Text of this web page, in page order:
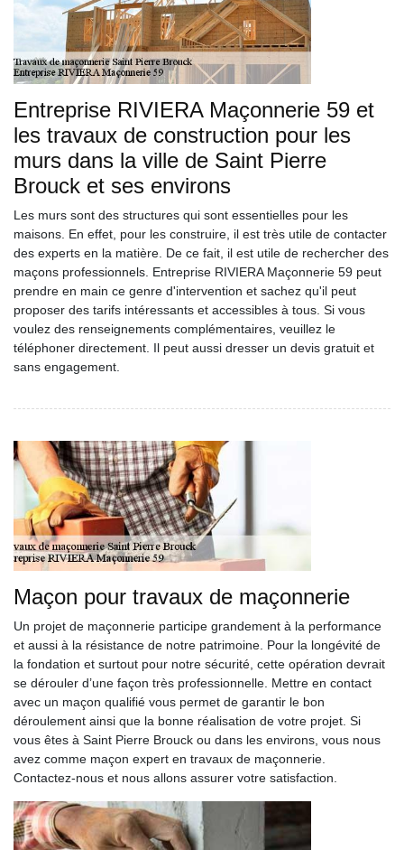
Entreprise RIVIERA Maçonnerie 59 et
les travaux de construction pour les
murs dans la ville de Saint Pierre
Brouck et ses environs
Les murs sont des structures qui sont essentielles pour les
maisons. En effet, pour les construire, il est très utile de contacter
des experts en la matière. De ce fait, il est utile de rechercher des
maçons professionnels. Entreprise RIVIERA Maçonnerie 59 peut
prendre en main ce genre d'intervention et sachez qu'il peut
proposer des tarifs intéressants et accessibles à tous. Si vous
voulez des renseignements complémentaires, veuillez le
téléphoner directement. Il peut aussi dresser un devis gratuit et
sans engagement.
Maçon pour travaux de maçonnerie
Un projet de maçonnerie participe grandement à la performance
et aussi à la résistance de notre patrimoine. Pour la longévité de
la fondation et surtout pour notre sécurité, cette opération devrait
se dérouler d’une façon très professionnelle. Mettre en contact
avec un maçon qualifié vous permet de garantir le bon
déroulement ainsi que la bonne réalisation de votre projet. Si
vous êtes à Saint Pierre Brouck ou dans les environs, vous nous
avez comme maçon expert en travaux de maçonnerie.
Contactez-nous et nous allons assurer votre satisfaction.